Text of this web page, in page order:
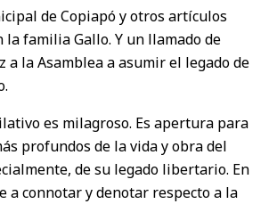
de Copiapó y otros artículos
la familia Gallo. Y un llamado de
la Asamblea a asumir el legado de
es milagroso. Es apertura para
profundos de la vida y obra del
de su legado libertario. En
a connotar y denotar respecto a la